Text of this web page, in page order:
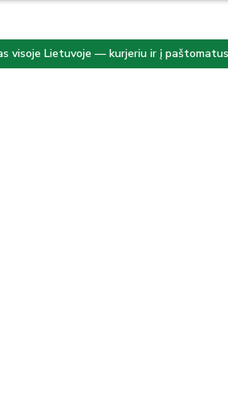
visoje Lietuvoje — kurjeriu ir į paštomatus